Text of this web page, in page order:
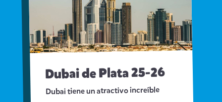
Dubai de Plata 25-26
Dubai tiene un atractivo increíble